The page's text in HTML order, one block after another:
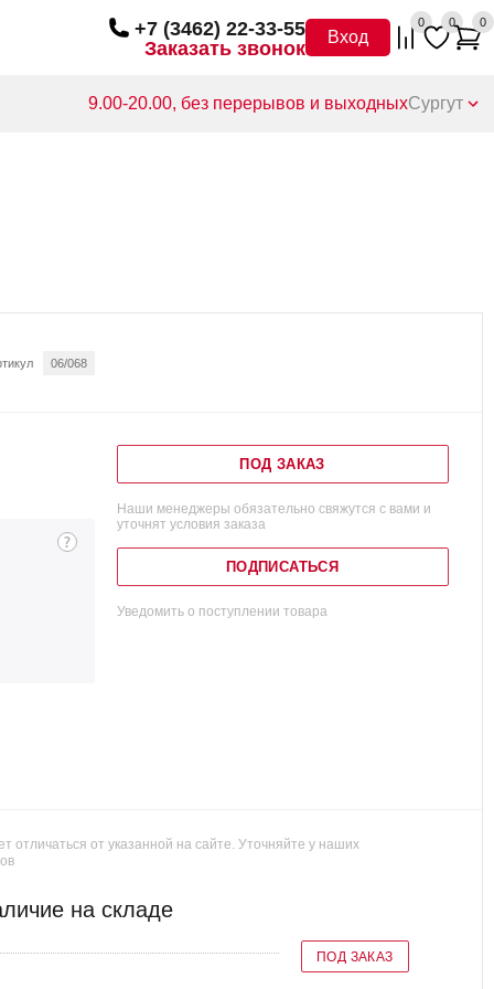
+7 (3462) 22-33-55
Заказать звонок
Вход
0 0 0
9.00-20.00, без перерывов и выходныхСургут
06/068
ПОД ЗАКАЗ
Наши менеджеры обязательно свяжутся с вами и
уточнят условия заказа
ПОДПИСАТЬСЯ
Уведомить о поступлении товара
отличаться от указанной на сайте. Уточняйте у наших
на складе
ПОД ЗАКАЗ